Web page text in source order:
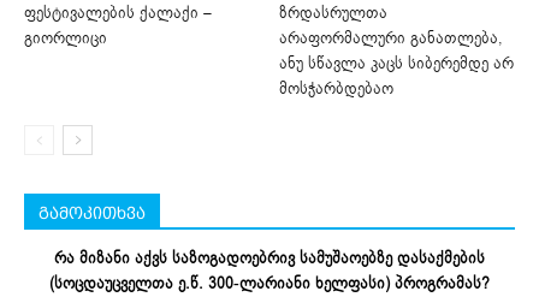
ფესტივალების ქალაქი –
გიორლიცი
ზრდასრულთა
არაფორმალური განათლება,
ანუ სწავლა კაცს სიბერემდე არ
მოსჭარბდებაო
გამოკითხვა
რა მიზანი აქვს საზოგადოებრივ სამუშაოებზე დასაქმების
(სოცდაუცველთა ე.წ. 300-ლარიანი ხელფასი) პროგრამას?